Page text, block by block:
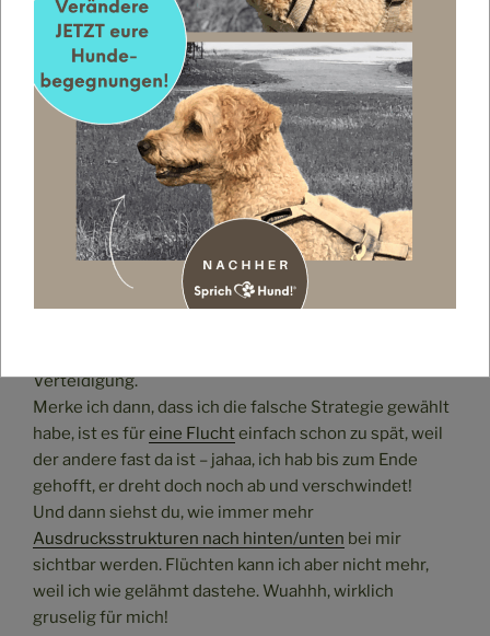
Du hast jetzt vermutlich vor deinem inneren Auge ein
Bild, wie ich in der Situation dastehe und fragst dich,
warum ich so ganz anders aussehe als der ängstliche
Hund, den Fridolinhierbeschrieben hat.
Ich versuche dir das mal zu erklären. Also, meine
Grundemotion in der beschriebenen Hundebegegnung
ist Angst. Ich hab einfach Angst, dass der andere Hund
mir was tut.
Ist er noch weit genug weg, dann fühle ich mich mutig
genug, ihm durch meine Körpersprache
Verteidigung.
Merke ich dann, dass ich die falsche Strategie gewählt
habe, ist es füreine Fluchteinfach schon zu spät, weil
der andere fast da ist – jahaa, ich hab bis zum Ende
gehofft, er dreht doch noch ab und verschwindet!
Und dann siehst du, wie immer mehr
Ausdrucksstrukturen nach hinten/unten bei mir
sichtbar werden. Flüchten kann ich aber nicht mehr,
weil ich wie gelähmt dastehe. Wuahhh, wirklich
gruselig für mich!